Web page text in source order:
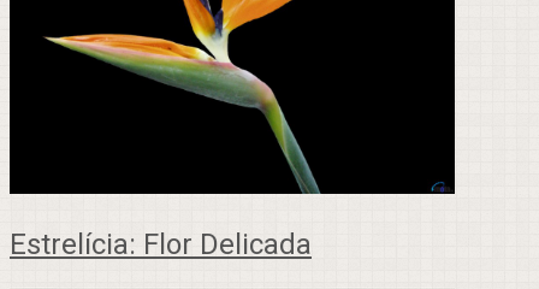
Estrelícia: Flor Delicada